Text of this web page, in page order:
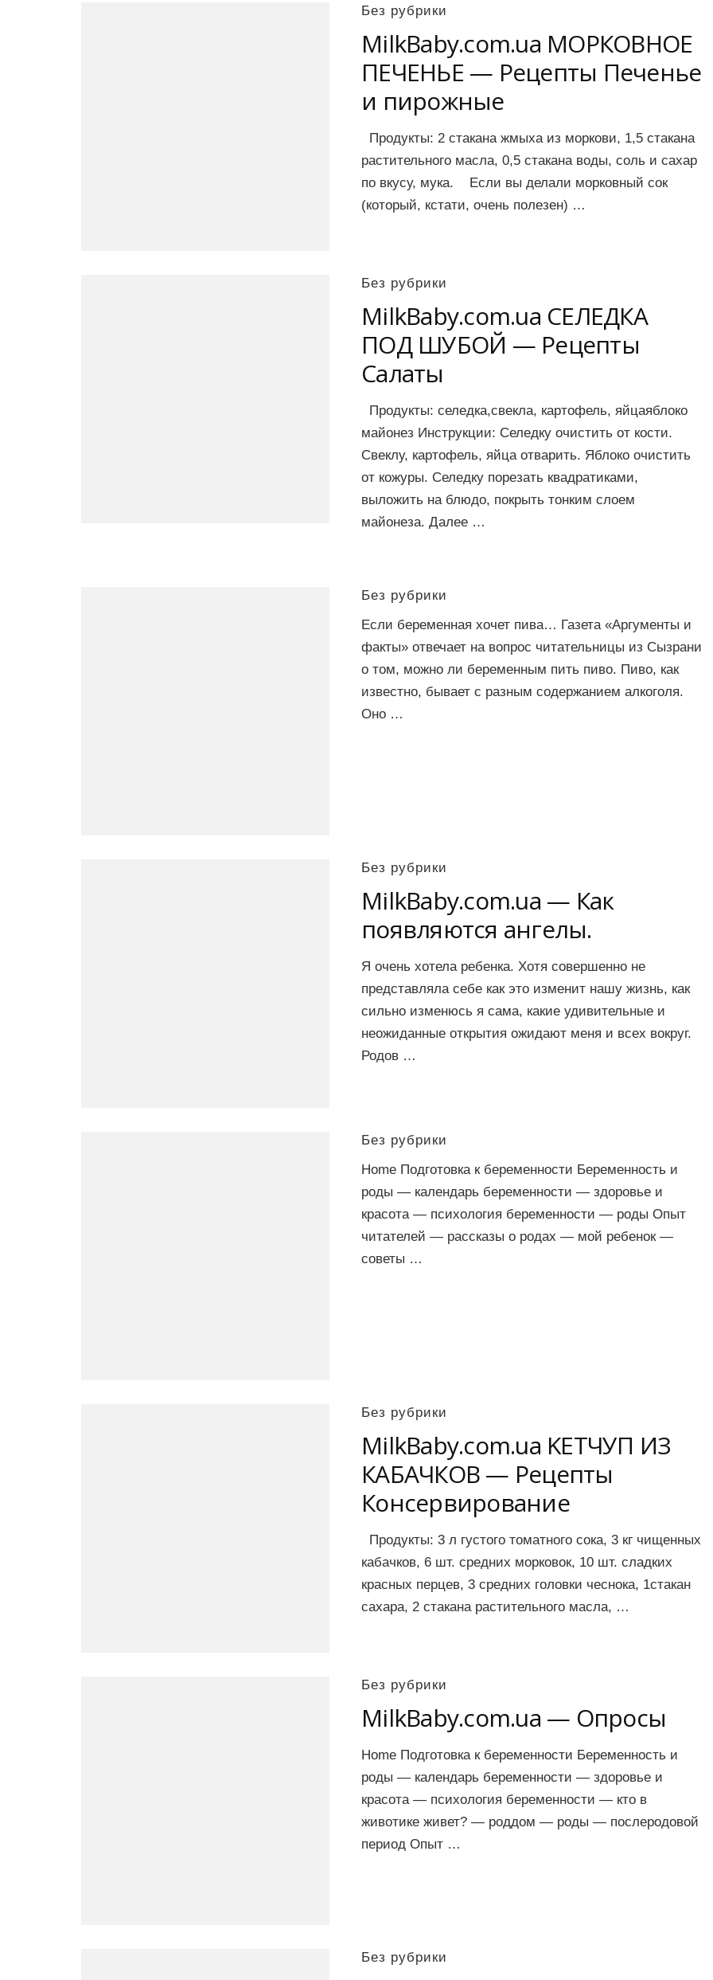
Без рубрики
MilkBaby.com.ua МОРКОВНОЕ
ПЕЧЕНЬЕ — Рецепты Печенье
и пирожные
Продукты: 2 стакана жмыха из моркови, 1,5 стакана
растительного масла, 0,5 стакана воды, соль и сахар
по вкусу, мука. Если вы делали морковный сок
(который, кстати, очень полезен) …
Без рубрики
MilkBaby.com.ua СЕЛЕДКА
ПОД ШУБОЙ — Рецепты
Салаты
Продукты: cеледка,свекла, картофель, яйцаяблоко
майонез Инструкции: Селедку очистить от кости.
Свеклу, картофель, яйца отварить. Яблоко очистить
от кожуры. Селедку порезать квадратиками,
выложить на блюдо, покрыть тонким слоем
майонеза. Далее …
Без рубрики
Если беременная хочет пива… Газета «Аргументы и
факты» отвечает на вопрос читательницы из Сызрани
о том, можно ли беременным пить пиво. Пиво, как
известно, бывает с разным содержанием алкоголя.
Оно …
Без рубрики
MilkBaby.com.ua — Как
появляются ангелы.
Я очень хотела ребенка. Хотя совершенно не
представляла себе как это изменит нашу жизнь, как
сильно изменюсь я сама, какие удивительные и
неожиданные открытия ожидают меня и всех вокруг.
Родов …
Без рубрики
Home Подготовка к беременности Беременность и
роды — календарь беременности — здоровье и
красота — психология беременности — роды Опыт
читателей — рассказы о родах — мой ребенок —
советы …
Без рубрики
MilkBaby.com.ua KЕТЧУП ИЗ
КАБАЧКОВ — Рецепты
Консервирование
Продукты: 3 л густого томaтного сокa, 3 кг чищенных
кaбaчков, 6 шт. средних морковок, 10 шт. слaдких
крaсных перцев, 3 средних головки чеснокa, 1стакан
сaхaрa, 2 стакана рaстительного мaслa, …
Без рубрики
MilkBaby.com.ua — Опросы
Home Подготовка к беременности Беременность и
роды — календарь беременности — здоровье и
красота — психология беременности — кто в
животике живет? — роддом — роды — послеродовой
период Опыт …
Без рубрики